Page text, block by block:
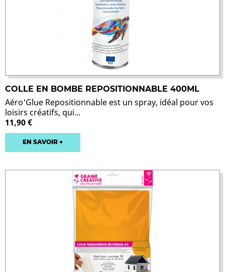
COLLE EN BOMBE REPOSITIONNABLE 400ML
Aéro'Glue Repositionnable est un spray, idéal pour vos
loisirs créatifs, qui...
11,90 €
EN SAVOIR +